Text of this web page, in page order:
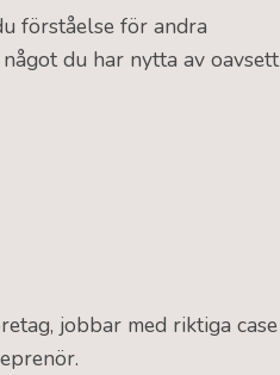
förståelse för andra
du har nytta av oavsett
jobbar med riktiga case